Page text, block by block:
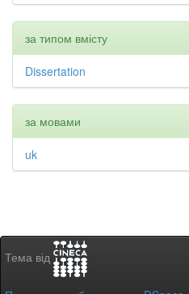
за типом вмісту
Dissertation
за мовами
uk
Тема від